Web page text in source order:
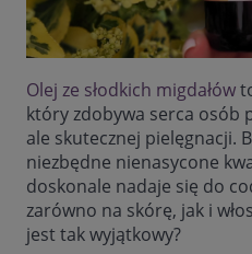
Olej ze słodkich migdałów
który zdobywa serca osób
ale skutecznej pielęgnacji.
niezbędne nienasycone
doskonale nadaje się do
zarówno na skórę, jak i
jest tak wyjątkowy?